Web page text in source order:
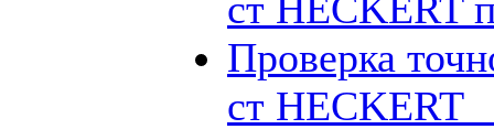
ст HECKERT
Проверка
ст HECKERT